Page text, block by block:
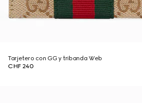
Tarjetero con GG y tribanda Web
CHF 240